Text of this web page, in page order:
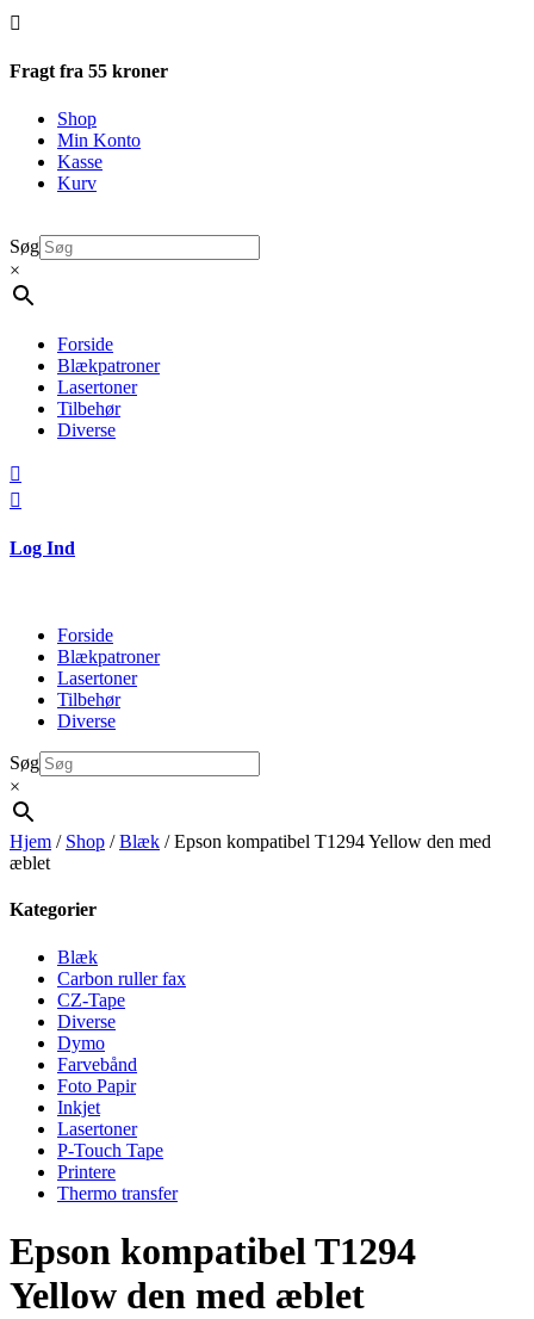

Fragt fra 55 kroner
Shop
Min Konto
Kasse
Kurv
Søg
×
Forside
Blækpatroner
Lasertoner
Tilbehør
Diverse


Log Ind
Forside
Blækpatroner
Lasertoner
Tilbehør
Diverse
Søg
×
Hjem / Shop /Blæk / Epson kompatibel T1294 Yellow den med
æblet
Kategorier
Blæk
Carbon ruller fax
CZ-Tape
Diverse
Dymo
Farvebånd
Foto Papir
Inkjet
Lasertoner
P-Touch Tape
Printere
Thermo transfer
Epson kompatibel T1294
Yellow den med æblet